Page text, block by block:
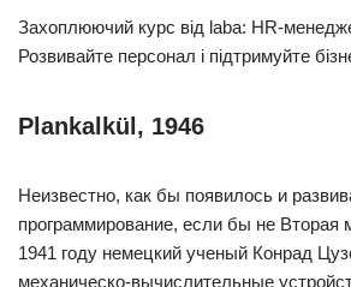
Захоплюючий курс від laba: HR-
Розвивайте персонал і підтримуйте
Plankalkül, 1946
Неизвестно, как бы появилось и
программирование, если бы не Вторая
1941 году немецкий ученый Конрад
механическо-вычислительные